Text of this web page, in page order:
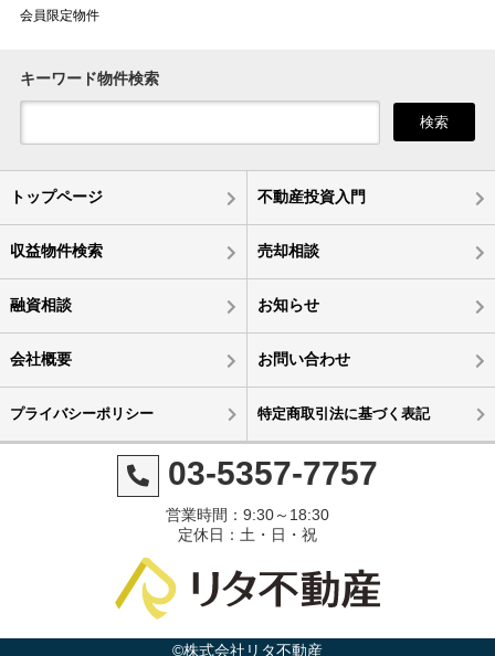
会員限定物件
キーワード物件検索
検索
トップページ 不動産投資入門
収益物件検索 売却相談
融資相談 お知らせ
会社概要 お問い合わせ
プライバシーポリシー 特定商取引法に基づく表記
03-5357-7757
営業時間：9:30～18:30
定休日：土・日・祝
©株式会社リタ不動産